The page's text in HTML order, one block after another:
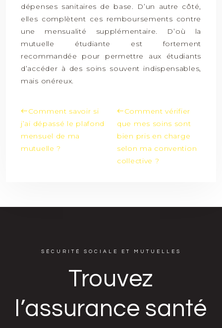
dépenses sanitaires de base. D’un autre côté,
elles complètent ces remboursements contre
une mensualité supplémentaire. D’où la
mutuelle étudiante est fortement
recommandée pour permettre aux étudiants
d’accéder à des soins souvent indispensables,
mais onéreux.
Comment savoir si
j’ai dépassé le plafond
mensuel de ma
mutuelle ?
Comment vérifier
que mes soins sont
bien pris en charge
selon ma convention
collective ?
SÉCURITÉ SOCIALE ET MUTUELLES
Trouvez
l’assurance santé